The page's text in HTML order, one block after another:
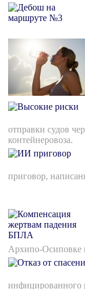
отправки судов
контейнеровоза.
приговор,
Архипо-Осиповке
инфицированного